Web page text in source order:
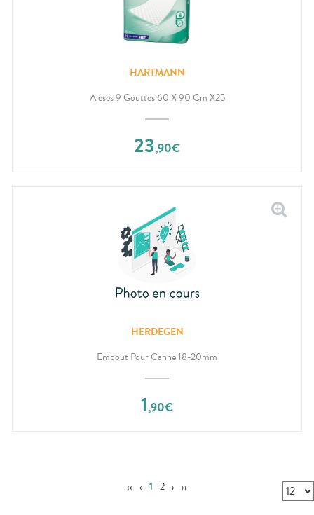
HARTMANN
Alèses 9 Gouttes 60 X 90 Cm X25
23,90€
HERDEGEN
Embout Pour Canne 18-20mm
1,90€
‹‹ ‹ 1 2 › ››